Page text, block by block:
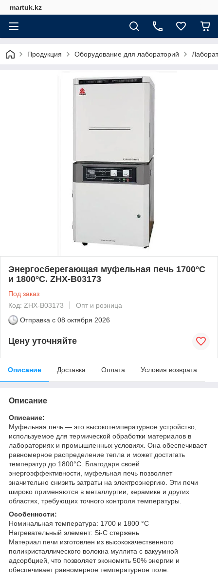
martuk.kz
Продукция Оборудование для лабораторий
Энергосберегающая муфельная печь 1700°C
и 1800°C. ZHX-B03173
Под заказ
Код: ZHX-B03173
Опт и розница
Отправка с 08 октября 2026
Цену уточняйте
Описание Доставка Оплата Условия возврата
Описание
Описание:
Муфельная печь — это высокотемпературное устройство,
используемое для термической обработки материалов в
лабораториях и промышленных условиях. Она обеспечивает
равномерное распределение тепла и может достигать
температур до 1800°C. Благодаря своей
энергоэффективности, муфельная печь позволяет
значительно снизить затраты на электроэнергию. Эти печи
широко применяются в металлургии, керамике и других
областях, требующих точного контроля температуры.
Особенности:
Номинальная температура: 1700 и 1800 °C
Нагревательный элемент: Si-C стержень
Материал печи изготовлен из высококачественного
поликристаллического волокна муллита с вакуумной
адсорбцией, что позволяет экономить 50% энергии и
обеспечивает равномерное температурное поле.